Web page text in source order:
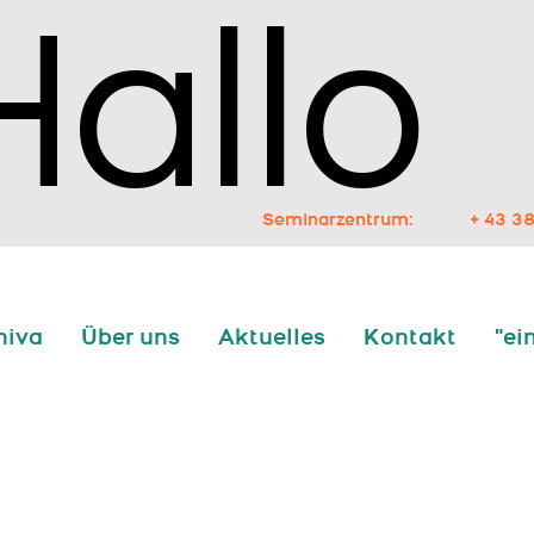
+ 43
Seminarzentrum:
Über uns Aktuelles Kontakt